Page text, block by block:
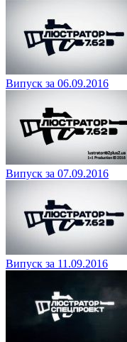
Випуск за 06.09.2016
Випуск за 07.09.2016
Випуск за 11.09.2016